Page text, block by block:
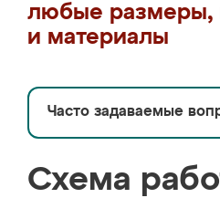
любые размеры,
и материалы
Часто задаваемые
Схема